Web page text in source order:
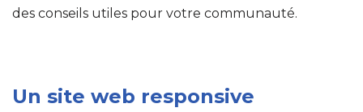
des conseils utiles pour votre communauté.
Un site web responsive